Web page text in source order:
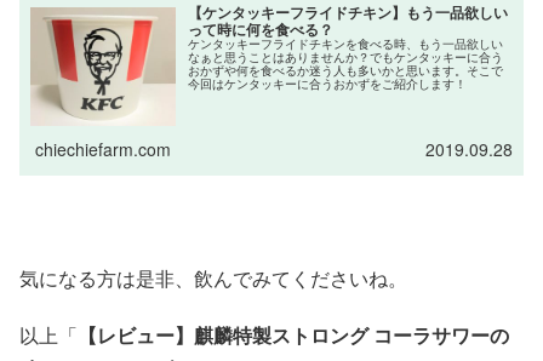
【ケンタッキーフライドチキン】もう一品欲しい
って時に何を食べる？
ケンタッキーフライドチキンを食べる時、もう一品欲しい
なぁと思うことはありませんか？でもケンタッキーに合う
おかずや何を食べるか迷う人も多いかと思います。そこで
今回はケンタッキーに合うおかずをご紹介します！
chiechiefarm.com 2019.09.28
気になる方は是非、飲んでみてくださいね。
以上「 【レビュー】麒麟特製ストロング コーラサワーの